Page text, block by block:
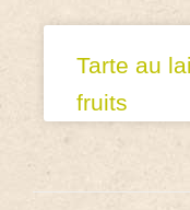
Tarte au
fruits